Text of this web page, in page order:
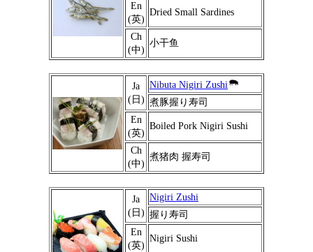
En
(英)
Dried Small Sardines
Ch
(中)
小干鱼
Ja
(日)
Nibuta Nigiri Zushi
煮豚握り寿司
En
(英)
Boiled Pork Nigiri Sushi
Ch
(中)
煮猪肉 握寿司
Ja
(日)
Nigiri Zushi
握り寿司
En
(英)
Nigiri Sushi